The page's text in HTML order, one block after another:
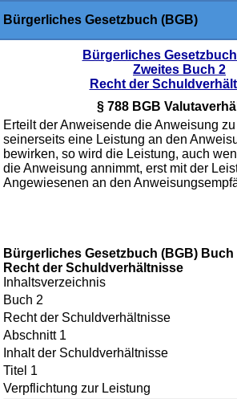
Bürgerliches Gesetzbuch (BGB)
Bürgerliches
Zweites Buch 2
Recht der
§ 788 BGB
Erteilt der Anweisende die Anweisung
seinerseits eine Leistung an den
bewirken, so wird die Leistung, auch
die Anweisung annimmt, erst mit der
Angewiesenen an den
Bürgerliches Gesetzbuch (BGB) Buch
Recht der Schuldverhältnisse
Inhaltsverzeichnis
Buch 2
Recht der Schuldverhältnisse
Abschnitt 1
Inhalt der Schuldverhältnisse
Titel 1
Verpflichtung zur Leistung